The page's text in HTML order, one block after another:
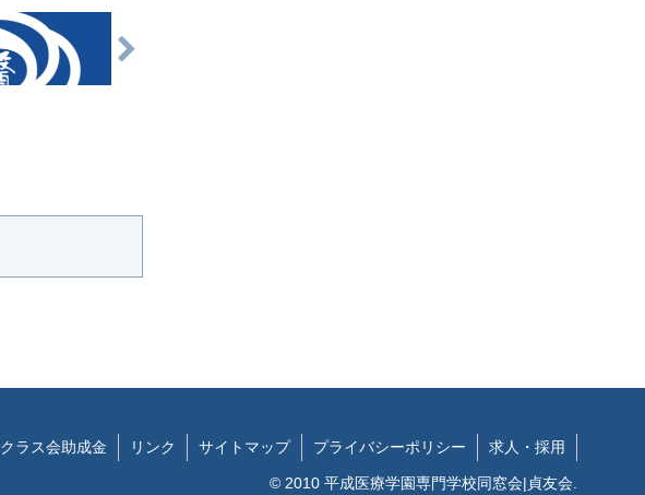
クラス会助成金 リンク サイトマップ プライバシーポリシー 求人・採用
© 2010 平成医療学園専門学校同窓会|貞友会.